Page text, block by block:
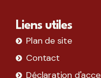
Liens utiles
Plan de site
Contact
Déclaration